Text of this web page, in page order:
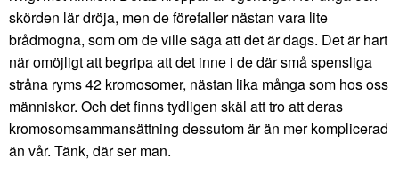
skörden lär dröja, men de förefaller nästan vara lite
brådmogna, som om de ville säga att det är dags. Det är hart
när omöjligt att begripa att det inne i de där små spensliga
stråna ryms 42 kromosomer, nästan lika många som hos oss
människor. Och det finns tydligen skäl att tro att deras
kromosomsammansättning dessutom är än mer komplicerad
än vår. Tänk, där ser man.